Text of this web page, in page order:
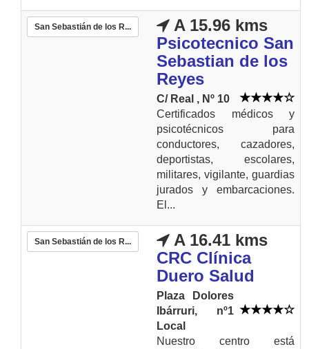
San Sebastián de los R...
A 15.96 kms
Psicotecnico San
Sebastian de los
Reyes
C/ Real , Nº 10
Certificados médicos y
psicotécnicos para
conductores, cazadores,
deportistas, escolares,
militares, vigilante, guardias
jurados y embarcaciones.
El...
San Sebastián de los R...
A 16.41 kms
CRC Clínica
Duero Salud
Plaza Dolores
Ibárruri, nº1
Local
Nuestro centro está